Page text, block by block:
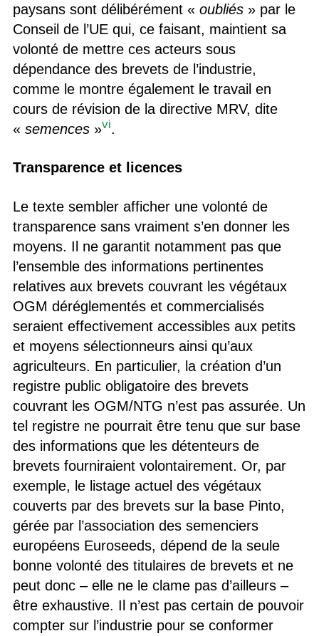
paysans sont délibérément « oubliés» par le
Conseil de l’UE qui, ce faisant, maintient sa
volonté de mettre ces acteurs sous
dépendance des brevets de l’industrie,
comme le montre également le travail en
cours de révision de la directive MRV, dite
« semences»vi.
Transparence et licences
Le texte sembler afficher une volonté de
transparence sans vraiment s’en donner les
moyens. Il ne garantit notamment pas que
l’ensemble des informations pertinentes
relatives aux brevets couvrant les végétaux
OGM déréglementés et commercialisés
seraient effectivement accessibles aux petits
et moyens sélectionneurs ainsi qu’aux
agriculteurs. En particulier, la création d’un
registre public obligatoire des brevets
couvrant les OGM/NTG n’est pas assurée. Un
tel registre ne pourrait être tenu que sur base
des informations que les détenteurs de
brevets fourniraient volontairement. Or, par
exemple, le listage actuel des végétaux
couverts par des brevets sur la base Pinto,
gérée par l’association des semenciers
européens Euroseeds, dépend de la seule
bonne volonté des titulaires de brevets et ne
peut donc – elle ne le clame pas d’ailleurs –
être exhaustive. Il n’est pas certain de pouvoir
compter sur l’industrie pour se conformer